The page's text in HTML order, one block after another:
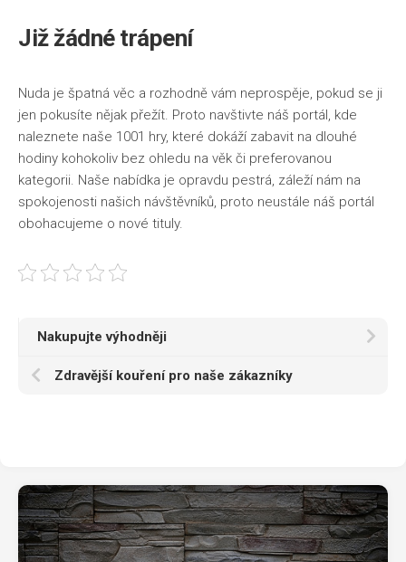
Již žádné trápení
Nuda je špatná věc a rozhodně vám neprospěje, pokud se ji
jen pokusíte nějak přežít. Proto navštivte náš portál, kde
naleznete naše 1001 hry, které dokáží zabavit na dlouhé
hodiny kohokoliv bez ohledu na věk či preferovanou
kategorii. Naše nabídka je opravdu pestrá, záleží nám na
spokojenosti našich návštěvníků, proto neustále náš portál
obohacujeme o nové tituly.
Nakupujte výhodněji
Zdravější kouření pro naše zákazníky